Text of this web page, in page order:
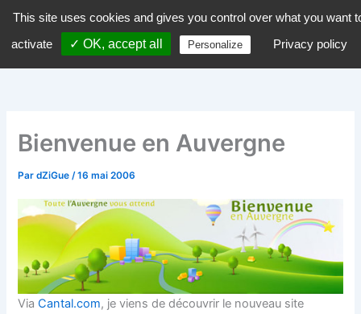
contenu
dZiGue
Bienvenue en Auvergne
PardZiGue/16 mai 2006
ViaCantal.com, je viens de découvrir le nouveau site
This site uses cookies and gives you control over what you want
activate
✓ OK, accept all Personalize Privacy policy